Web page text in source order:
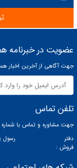
عضویت در خبرنامه
جهت آگاهی از آخرین اخبار
تلفن تماس
جهت مشاوره و تماس با
دفتر
فروش :